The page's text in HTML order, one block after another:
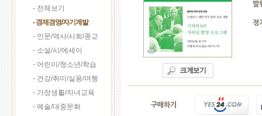
- 전체보기
- 경제경영/자기계발
- 인문/역사/사회/종교
- 소설/시/에세이
- 어린이/청소년/학습
- 건강/취미/실용/여행
- 가정생활/자녀교육
- 예술/대중문화
발
정
구매하기